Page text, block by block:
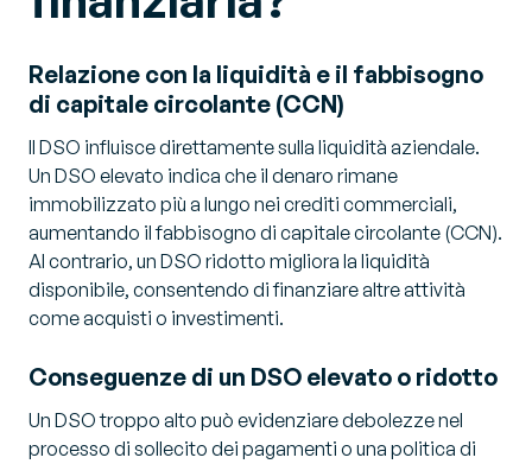
Relazione con la liquidità e il fabbisogno
di capitale circolante (CCN)
Il DSO influisce direttamente sulla liquidità aziendale.
Un DSO elevato indica che il denaro rimane
immobilizzato più a lungo nei crediti commerciali,
aumentando il fabbisogno di capitale circolante (CCN).
Al contrario, un DSO ridotto migliora la liquidità
disponibile, consentendo di finanziare altre attività
come acquisti o investimenti.
Conseguenze di un DSO elevato o ridotto
Un DSO troppo alto può evidenziare debolezze nel
processo di sollecito dei pagamenti o una politica di